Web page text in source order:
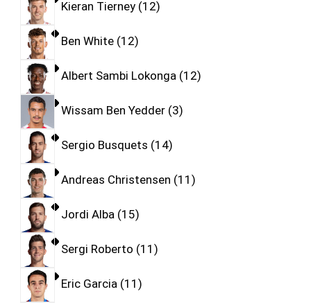
Kieran Tierney 12
Ben White 12
Albert Sambi Lokonga 12
Wissam Ben Yedder 3
Sergio Busquets 14
Andreas Christensen 11
Jordi Alba 15
Sergi Roberto 11
Eric Garcia 11